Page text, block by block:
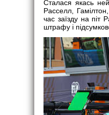
Сталася якась
Расселл,
час заїзду на піт
штрафу і